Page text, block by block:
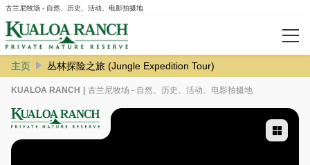
古兰尼牧场 - 自然、历史、活动、电影拍摄地
查看记录
详情
公司介绍
主页 丛林探险之旅 (Jungle Expedition Tour)
KUALOA RANCH 古兰尼牧场 - 自然、历史、活动、电影拍摄地